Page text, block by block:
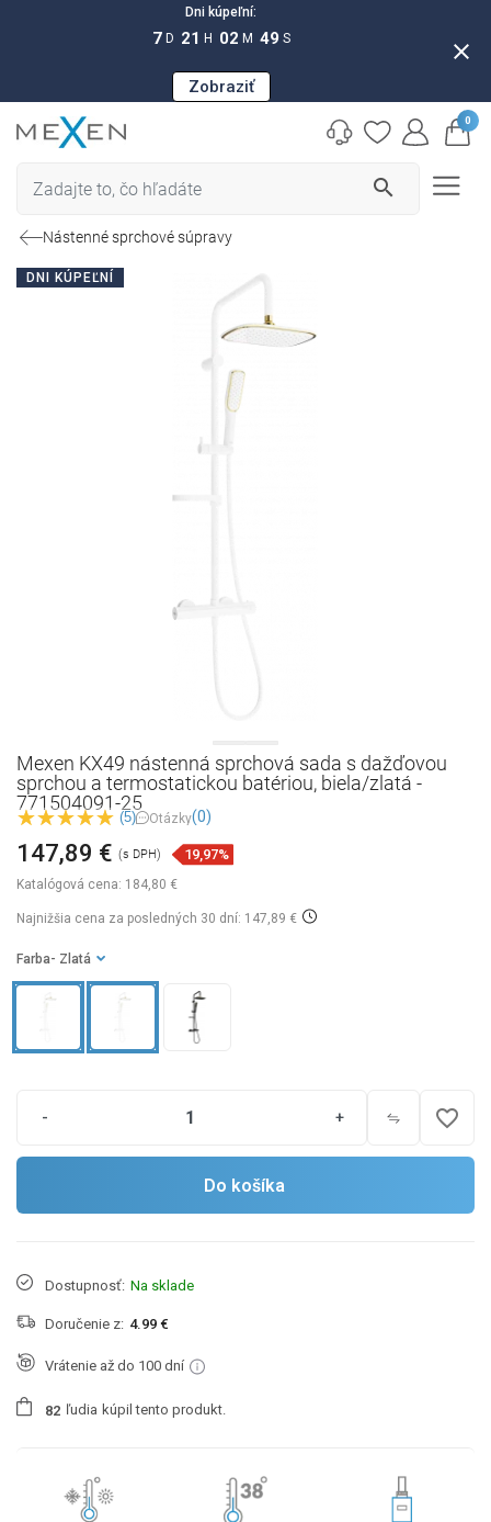
Dni kúpeľní:
7 D 21 H 02 M 49 S
Zobraziť
close
search
0
Nástenné sprchové súpravy
DNI KÚPEĽNÍ
Mexen KX49 nástenná sprchová sada s dažďovou
sprchou a termostatickou batériou, biela/zlatá -
771504091-25
(5) Otázky(0)
Katalógová cena: 184,80 €
147,89 € (s DPH) 19,97%
Najnižšia cena za posledných 30 dní: 147,89 €
Farba - Zlatá
- + favorite_border
Do košíka
Dostupnosť: Na sklade
Doručenie z: 4.99 €
Vrátenie až do 100 dní
82 ľudia kúpil tento produkt.